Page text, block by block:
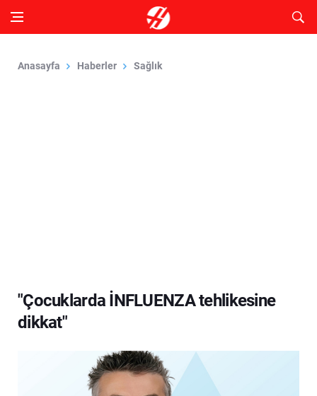
Anasayfa Haberler Sağlık
"Çocuklarda İNFLUENZA tehlikesine
dikkat"